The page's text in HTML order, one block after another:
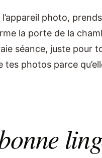
photo,
la porte de la
séance, juste pour
tes photos parce